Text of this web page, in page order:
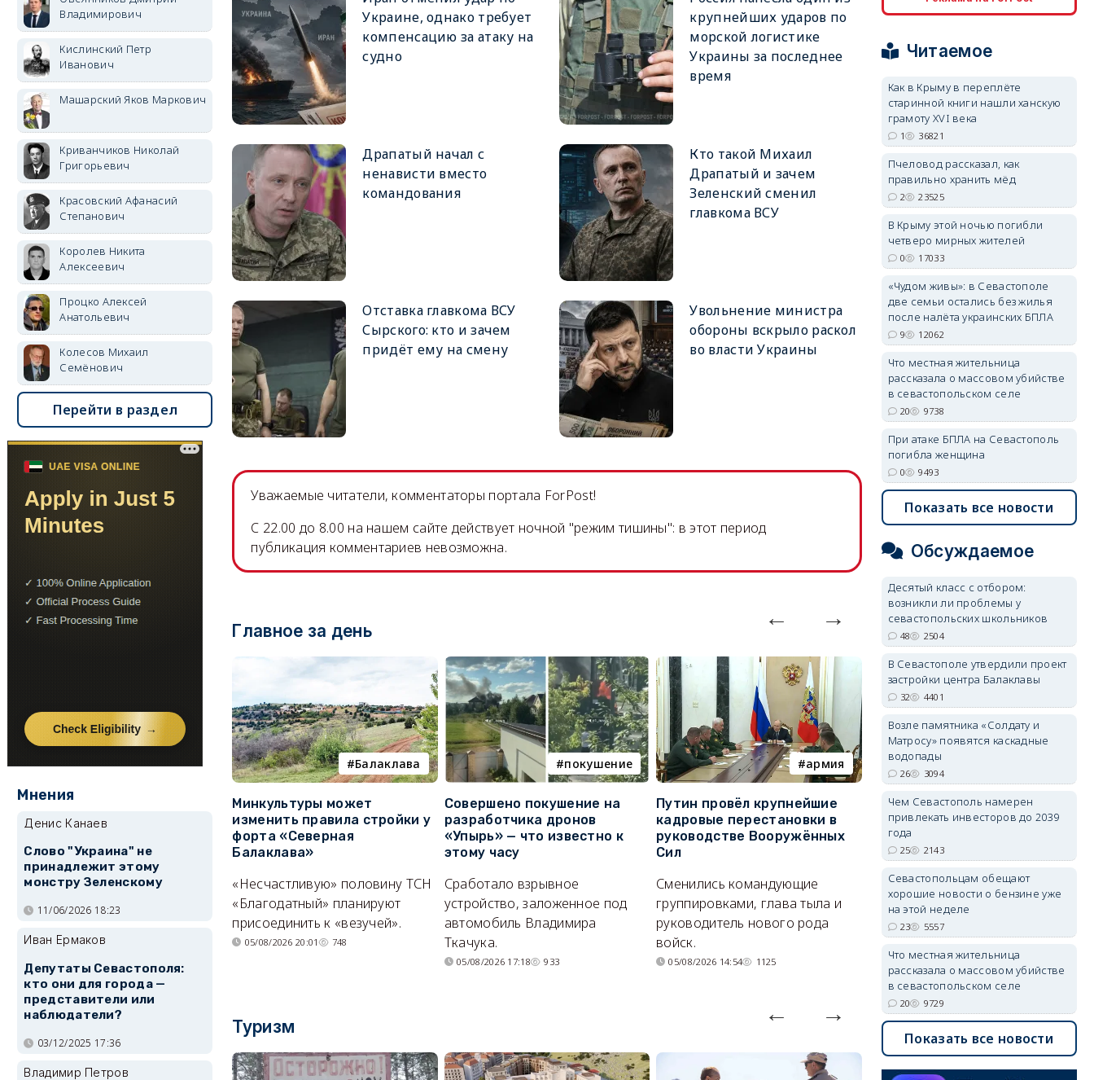
Украине, однако требует
компенсацию за атаку на
судно
крупнейших ударов по
морской логистике
Украины за последнее
время
Драпатый начал с
ненависти вместо
командования
Кто такой Михаил
Драпатый и зачем
Зеленский сменил
главкома ВСУ
Отставка главкома ВСУ
Сырского: кто и зачем
придёт ему на смену
Увольнение министра
обороны вскрыло раскол
во власти Украины
Уважаемые читатели, комментаторы портала ForPost!
C 22.00 до 8.00 на нашем сайте действует ночной "режим тишины": в этот период
публикация комментариев невозможна.
Главное за день
Балаклава
Минкультуры может
изменить правила стройки у
форта «Северная
Балаклава»
«Несчастливую» половину ТСН
«Благодатный» планируют
присоединить к «везучей».
05/08/2026 20:01 748
покушение
Совершено покушение на
разработчика дронов
«Упырь» — что известно к
этому часу
Сработало взрывное
устройство, заложенное под
автомобиль Владимира
Ткачука.
05/08/2026 17:18 933
армия
Путин провёл крупнейшие
кадровые перестановки в
руководстве Вооружённых
Сил
Сменились командующие
группировками, глава тыла и
руководитель нового рода
войск.
05/08/2026 14:54 1125
В Севастополе утвердили
проект застройки центра
Балаклавы
квартал с отелями и
парковками.
05/08/2026 08:01
Туризм
Владимирович
Кислинский Петр
Иванович
Машарский Яков Маркович
Криванчиков Николай
Григорьевич
Красовский Афанасий
Степанович
Королев Никита
Алексеевич
Процко Алексей
Анатольевич
Колесов Михаил
Семёнович
Перейти в раздел
Мнения
Денис Канаев
Слово "Украина" не
принадлежит этому
монстру Зеленскому
11/06/2026 18:23
Иван Ермаков
Депутаты Севастополя:
кто они для города —
представители или
наблюдатели?
03/12/2025 17:36
Владимир Петров
erid: 2SDnjdPjgYS
erid: 2SDnjdvhGXG
Читаемое
Как в Крыму в переплёте
старинной книги нашли ханскую
грамоту XVI века
1 36821
Пчеловод рассказал, как
правильно хранить мёд
2 23525
В Крыму этой ночью погибли
четверо мирных жителей
0 17033
«Чудом живы»: в Севастополе
две семьи остались без жилья
после налёта украинских БПЛА
9 12062
Что местная жительница
рассказала о массовом убийстве
в севастопольском селе
20 9738
При атаке БПЛА на Севастополь
погибла женщина
0 9493
Показать все новости
Обсуждаемое
Десятый класс с отбором:
возникли ли проблемы у
севастопольских школьников
48 2504
В Севастополе утвердили проект
застройки центра Балаклавы
32 4401
Возле памятника «Солдату и
Матросу» появятся каскадные
водопады
26 3094
Чем Севастополь намерен
привлекать инвесторов до 2039
года
25 2143
Севастопольцам обещают
хорошие новости о бензине уже
на этой неделе
23 5557
Что местная жительница
рассказала о массовом убийстве
в севастопольском селе
20 9729
Показать все новости